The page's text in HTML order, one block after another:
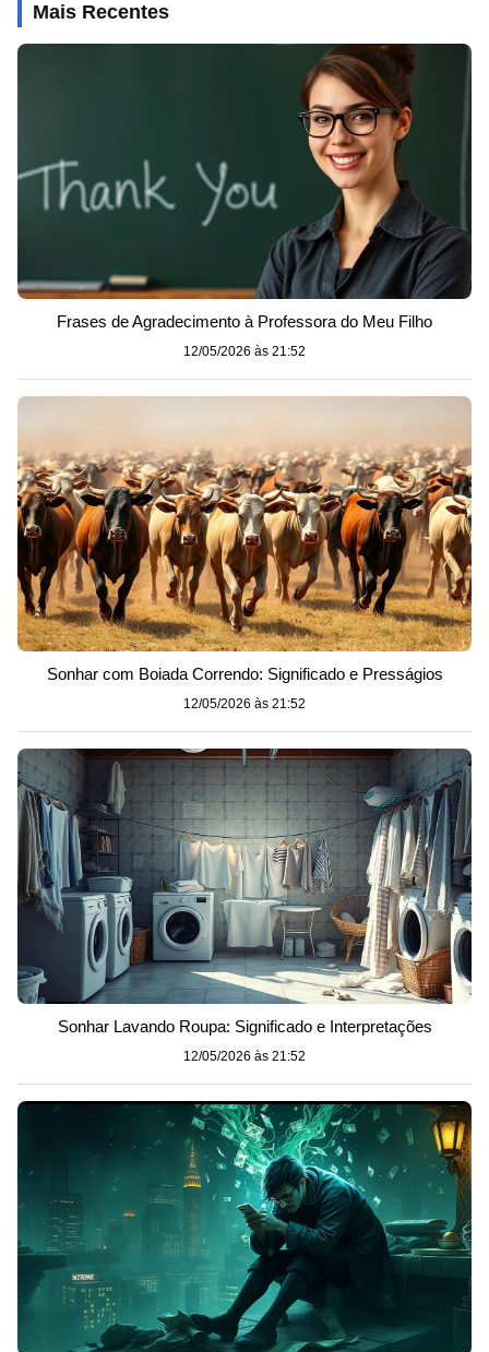
Mais Recentes
Frases de Agradecimento à Professora do Meu Filho
12/05/2026 às 21:52
Sonhar com Boiada Correndo: Significado e Presságios
12/05/2026 às 21:52
Sonhar Lavando Roupa: Significado e Interpretações
12/05/2026 às 21:52